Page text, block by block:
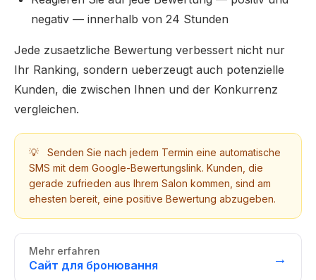
negativ — innerhalb von 24 Stunden
Jede zusaetzliche Bewertung verbessert nicht nur
Ihr Ranking, sondern ueberzeugt auch potenzielle
Kunden, die zwischen Ihnen und der Konkurrenz
vergleichen.
💡
Senden Sie nach jedem Termin eine automatische
SMS mit dem Google-Bewertungslink. Kunden, die
gerade zufrieden aus Ihrem Salon kommen, sind am
ehesten bereit, eine positive Bewertung abzugeben.
Mehr erfahren
Сайт для бронювання →